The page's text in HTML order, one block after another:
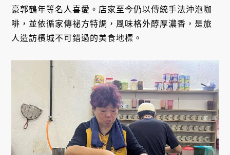
豪郭鶴年等名人喜愛。店家至今仍以傳統手法沖泡咖
啡，並依循家傳祕方特調，風味格外醇厚濃香，是旅
人造訪檳城不可錯過的美食地標。